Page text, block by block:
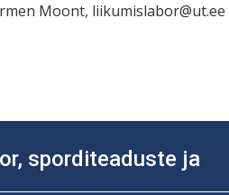
Moont, liikumislabor@ut.ee
sporditeaduste ja